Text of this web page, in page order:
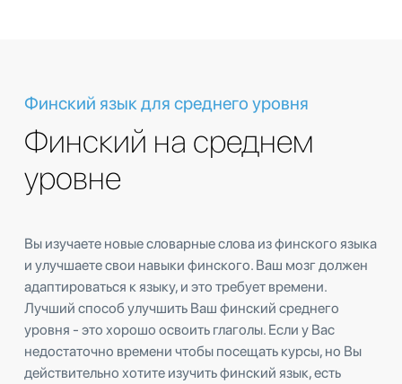
Финский язык для среднего уровня
Финский на среднем
уровне
Вы изучаете новые словарные слова из финского языка
и улучшаете свои навыки финского. Ваш мозг должен
адаптироваться к языку, и это требует времени.
Лучший способ улучшить Ваш финский среднего
уровня - это хорошо освоить глаголы. Если у Вас
недостаточно времени чтобы посещать курсы, но Вы
действительно хотите изучить финский язык, есть